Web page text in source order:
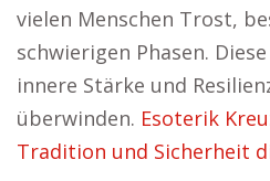
vielen Menschen Trost,
schwierigen Phasen.
innere Stärke und
überwinden. Esoterik
Tradition und Sicherheit